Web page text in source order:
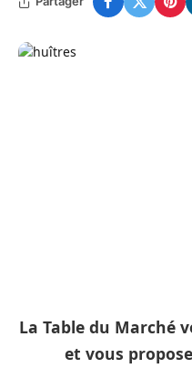
La Table du Marché
et vous